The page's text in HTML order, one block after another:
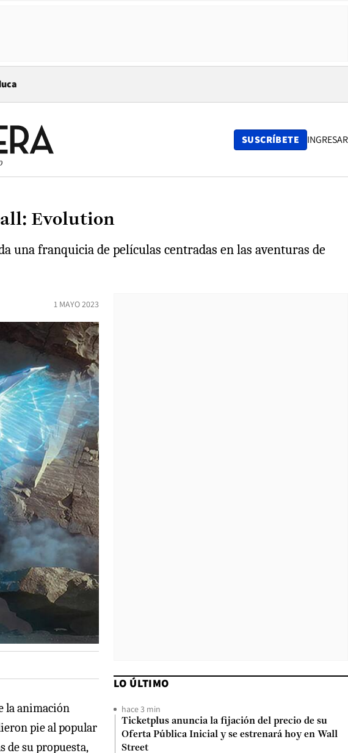
in new window
SUSCRÍBETE INGRESAR
Evolution
una franquicia de películas centradas en las aventuras de
1 MAYO 2023
la animación
pie al popular
de su propuesta,
LO ÚLTIMO
hace 3 min
Ticketplus anuncia la fijación del precio de su
Oferta Pública Inicial y se estrenará hoy en Wall
Street